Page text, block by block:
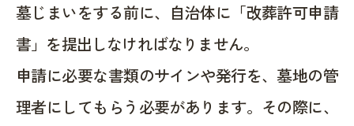
墓じまいをする前に、自治体に「改葬許可申請
書」を提出しなければなりません。
申請に必要な書類のサインや発行を、墓地の管
理者にしてもらう必要があります。その際に、